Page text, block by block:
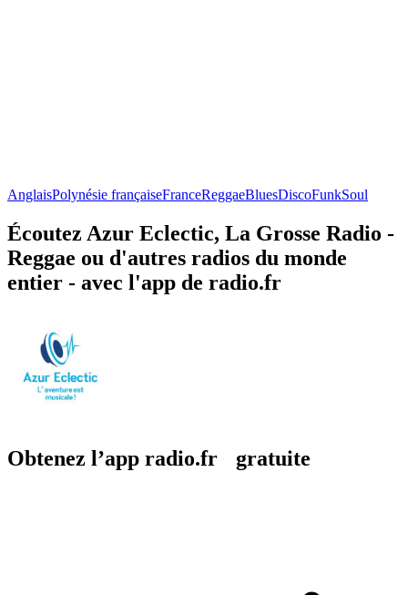
AnglaisPolynésie françaiseFranceReggaeBluesDiscoFunkSoul
Écoutez Azur Eclectic, La Grosse Radio -
Reggae ou d'autres radios du monde
entier - avec l'app de radio.fr
Obtenez l’app radio.fr gratuite